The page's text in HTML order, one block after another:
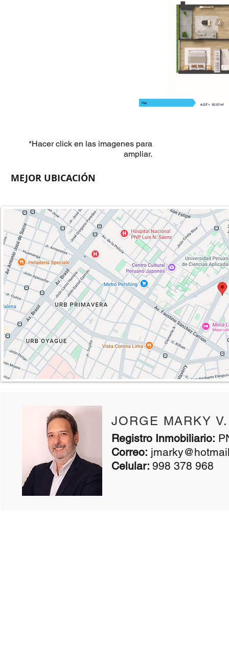
*Hacer click en las imagenes para
ampliar.
MEJOR UBICACIÓN
JORGE MARKY V.
​Registro Inmobiliario:
Correo:
Celular: 998 378 968